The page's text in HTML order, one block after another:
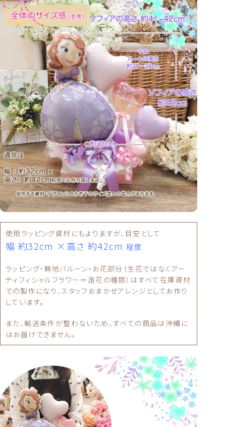
使用ラッピング資材にもよりますが、目安として
幅 約32cm ×高さ 約42cm程度
ラッピング・無地バルーン・お花部分（生花ではなくアー
ティフィシャルフラワー＝造花の種類）はすべて在庫資材
での製作になり、スタッフおまかせアレンジとしてお作り
しています。
また、輸送条件が整わないため、すべての商品は沖縄に
はお届けできません。